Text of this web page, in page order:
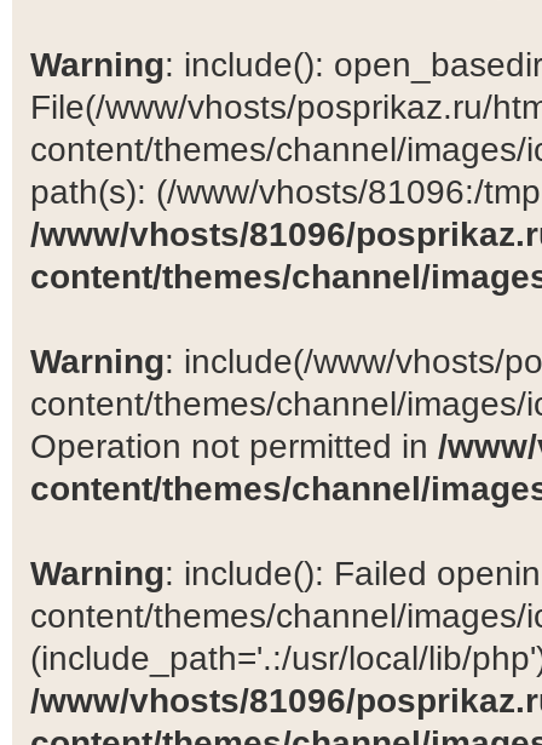
Warning: include():
File(/www/vhosts/posprikaz.ru/
content/themes/channel/
path(s): (/www/vhosts/81096:/
/www/vhosts/81096/
content/themes/channel/
Warning: include(/www/vhosts/
content/themes/channel/
Operation not permitted in /
content/themes/channel/
Warning: include(): Failed
content/themes/channel/images/
(include_path='.:/usr/local/lib/
/www/vhosts/81096/